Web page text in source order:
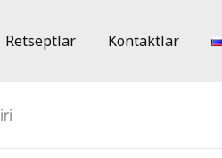
Retseptlar Kontaktlar